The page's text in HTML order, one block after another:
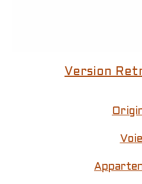
Version